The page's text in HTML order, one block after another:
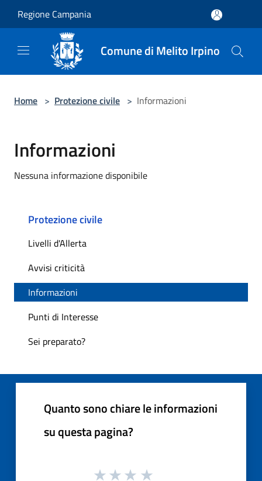
Regione Campania
Comune di Melito Irpino
Home > Protezione civile > Informazioni
Informazioni
Nessuna informazione disponibile
Protezione civile
Livelli d'Allerta
Avvisi criticità
Informazioni
Punti di Interesse
Sei preparato?
Quanto sono chiare le informazioni
su questa pagina?